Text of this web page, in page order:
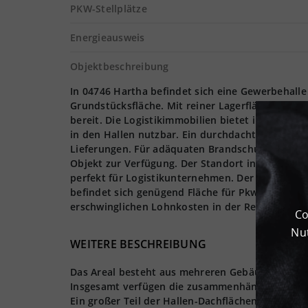
PKW-Stellplätze
Energieausweis
Objektbeschreibung
In 04746 Hartha befindet sich eine
Grundstücksfläche. Mit reiner Lagerfläche von
bereit. Die Logistikimmobilien bietet insgesamt
in den Hallen nutzbar. Ein durchdachtes
Lieferungen. Für adäquaten Brandschutz sorgt
Objekt zur Verfügung. Der Standort in Hartha
perfekt für Logistikunternehmen. Der Standort
befindet sich genügend Fläche für Pkw-
erschwinglichen Lohnkosten in der Region
WEITERE BESCHREIBUNG
Das Areal besteht aus mehreren
Insgesamt verfügen die zusammenhängenden
Ein großer Teil der Hallen-Dachflächen wird mit